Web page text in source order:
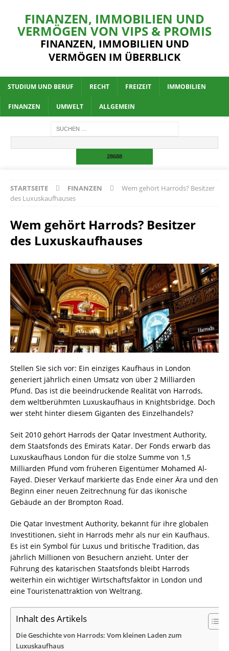
FINANZEN, IMMOBILIEN UND
VERMÖGEN VON VIPS & PROMIS
FINANZEN, IMMOBILIEN UND
VERMÖGEN IM ÜBERBLICK
STUDIUM UND BERUF RECHT FREIZEIT IMMOBILIEN
FINANZEN UMWELT ALLGEMEIN
STARTSEITE FINANZEN
Wem gehört Harrods? Besitzer
des Luxuskaufhauses
Wem gehört Harrods? Besitzer
des Luxuskaufhauses
Stellen Sie sich vor: Ein einziges Kaufhaus in London
generiert jährlich einen Umsatz von über 2 Milliarden
Pfund. Das ist die beeindruckende Realität von Harrods,
dem weltberühmten Luxuskaufhaus in Knightsbridge. Doch
wer steht hinter diesem Giganten des Einzelhandels?
Seit 2010 gehört Harrods der Qatar Investment Authority,
dem Staatsfonds des Emirats Katar. Der Fonds erwarb das
Luxuskaufhaus London für die stolze Summe von 1,5
Milliarden Pfund vom früheren Eigentümer Mohamed Al-
Fayed. Dieser Verkauf markierte das Ende einer Ära und den
Beginn einer neuen Zeitrechnung für das ikonische
Gebäude an der Brompton Road.
Die Qatar Investment Authority, bekannt für ihre globalen
Investitionen, sieht in Harrods mehr als nur ein Kaufhaus.
Es ist ein Symbol für Luxus und britische Tradition, das
jährlich Millionen von Besuchern anzieht. Unter der
Führung des katarischen Staatsfonds bleibt Harrods
weiterhin ein wichtiger Wirtschaftsfaktor in London und
eine Touristenattraktion von Weltrang.
Inhalt des Artikels
Die Geschichte von Harrods: Vom kleinen Laden zum
Luxuskaufhaus